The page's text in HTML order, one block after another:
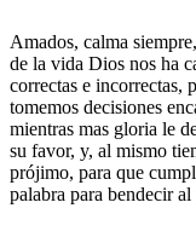
Amados, calma
de la vida Dios nos ha
correctas e incorrectas,
tomemos decisiones
mientras mas gloria le
su favor, y, al mismo
prójimo, para que
palabra para bendecir